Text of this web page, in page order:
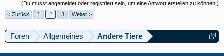
(Du musst angemeldet oder registriert sein, um eine Antwort erstellen zu können.)
< Zurück
1 2 3 Weiter >
Foren Allgemeines Andere Tiere